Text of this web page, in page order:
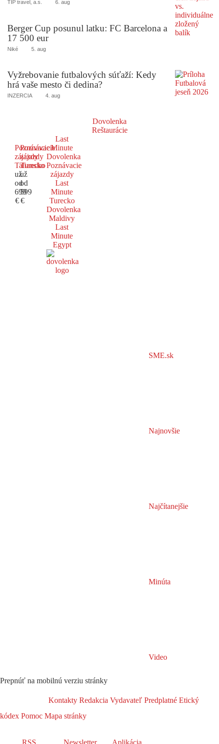
TIP travel, a.s. 6. aug
Berger Cup posunul latku: FC Barcelona a
17 500 eur
Niké 5. aug
Vyžrebovanie futbalových súťaží: Kedy
hrá vaše mesto či dedina?
INZERCIA 4. aug
Dovolenka
Reštaurácie
Poznávacie
zájazdy
Taliansko
už
od
699
€
Poznávacie
zájazdy
Turecko
už
od
599
€
Last
Minute
Dovolenka
Poznávacie
zájazdy
Last
Minute
Turecko
Dovolenka
Maldivy
Last
Minute
Egypt
SME.sk
Najnovšie
Najčítanejšie
Minúta
Video
Prepnúť na mobilnú verziu stránky
Kontakty Redakcia Vydavateľ Predplatné Etický
kódex Pomoc Mapa stránky